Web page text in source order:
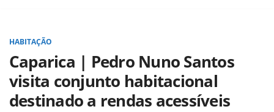
HABITAÇÃO
Caparica | Pedro Nuno Santos
visita conjunto habitacional
destinado a rendas acessíveis